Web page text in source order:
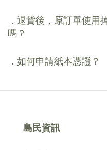
．退貨後，原訂單使用
嗎？
．如何申請紙本憑證？
島民資訊